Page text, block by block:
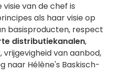
van de chef is
als haar visie op
basisproducten, respect
distributiekanalen,
van aanbod,
naar Hélène's Baskisch-